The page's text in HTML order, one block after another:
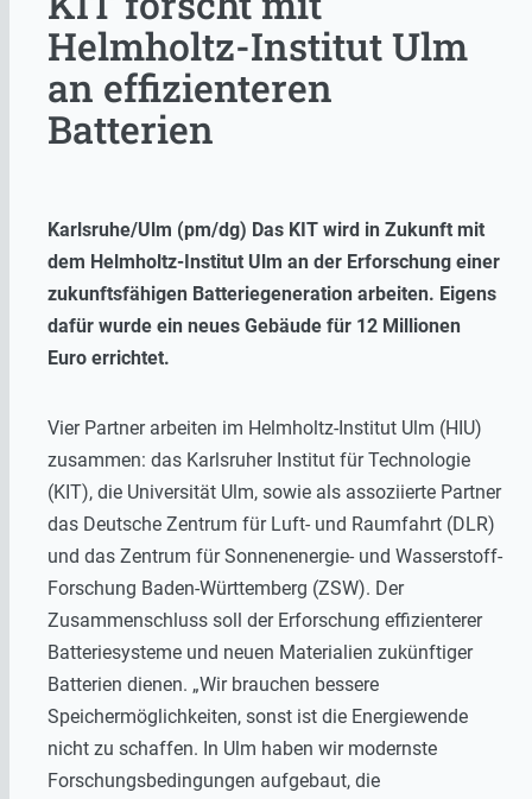
Helmholtz-Institut Ulm
an effizienteren
Batterien
Karlsruhe/Ulm (pm/dg) Das KIT wird in Zukunft mit
dem Helmholtz-Institut Ulm an der Erforschung einer
zukunftsfähigen Batteriegeneration arbeiten. Eigens
dafür wurde ein neues Gebäude für 12 Millionen
Euro errichtet.
Vier Partner arbeiten im Helmholtz-Institut Ulm (HIU)
zusammen: das Karlsruher Institut für Technologie
(KIT), die Universität Ulm, sowie als assoziierte Partner
das Deutsche Zentrum für Luft- und Raumfahrt (DLR)
und das Zentrum für Sonnenenergie- und Wasserstoff-
Forschung Baden-Württemberg (ZSW). Der
Zusammenschluss soll der Erforschung effizienterer
Batteriesysteme und neuen Materialien zukünftiger
Batterien dienen. „Wir brauchen bessere
Speichermöglichkeiten, sonst ist die Energiewende
nicht zu schaffen. In Ulm haben wir modernste
Forschungsbedingungen aufgebaut, die